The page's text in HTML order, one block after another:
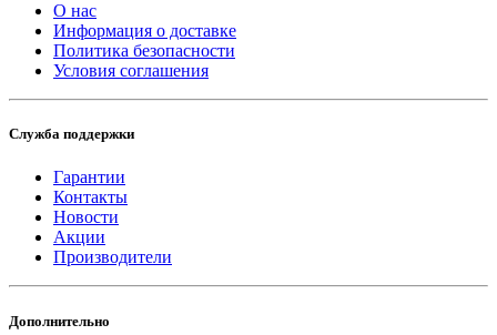
О нас
Информация о доставке
Политика безопасности
Условия соглашения
Служба поддержки
Гарантии
Контакты
Новости
Акции
Производители
Дополнительно